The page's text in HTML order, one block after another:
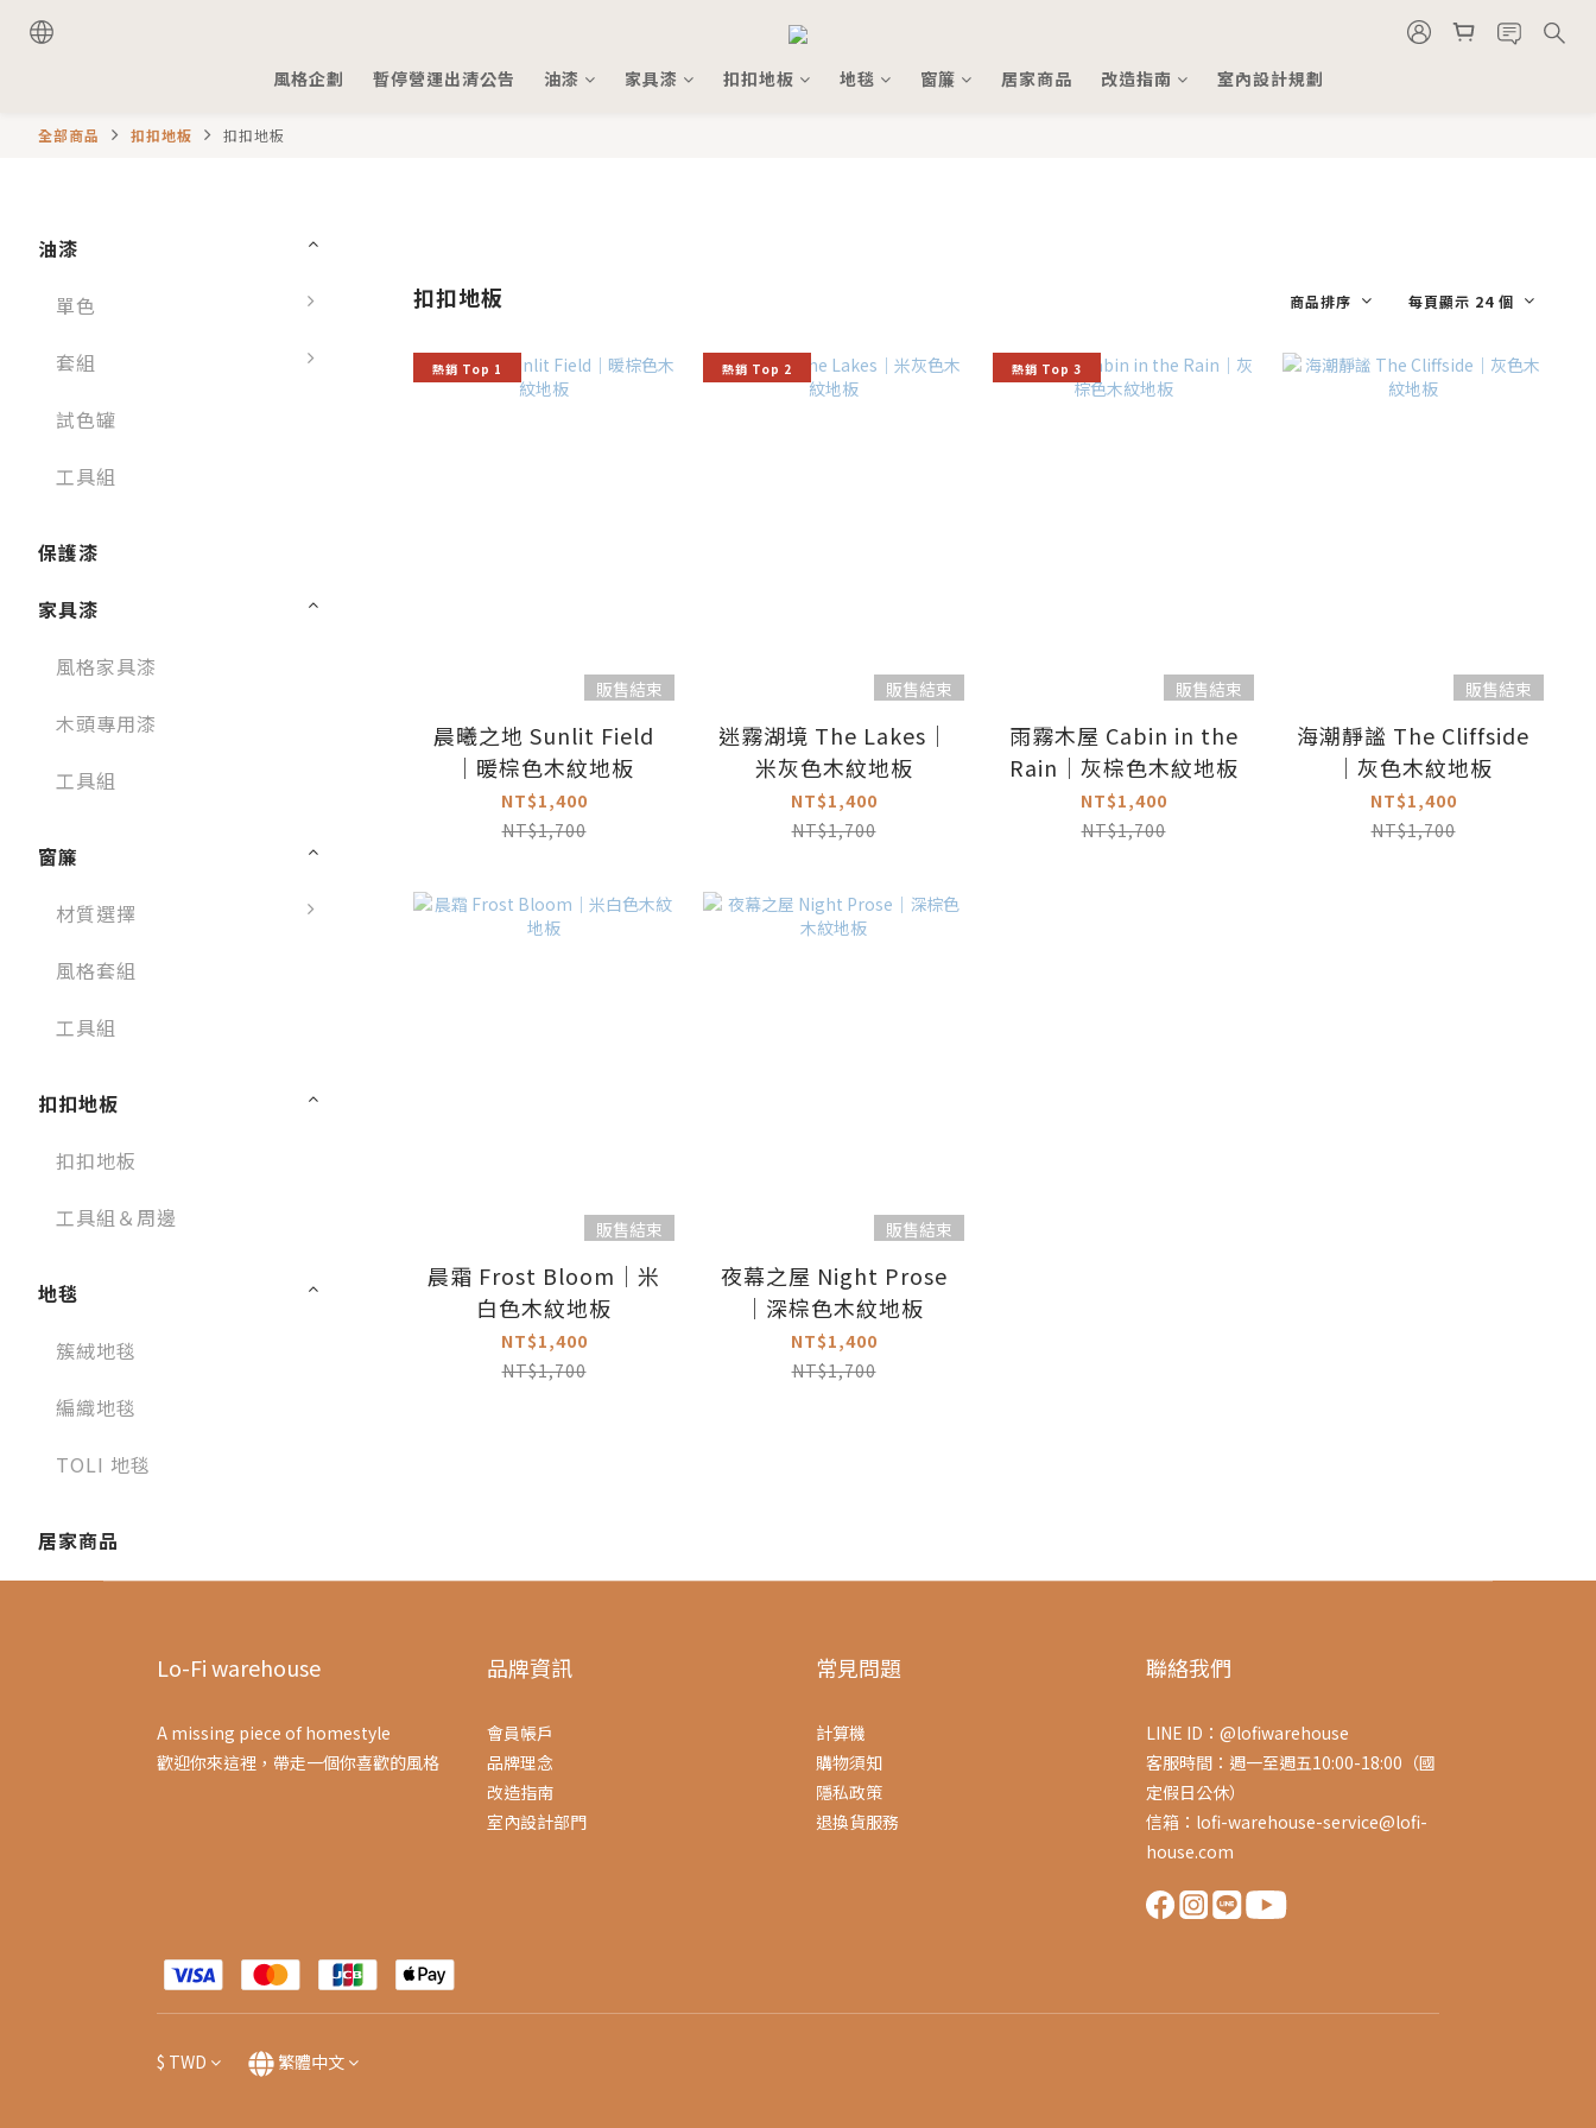
風格企劃 暫停營運出清公告 油漆 家具漆 扣扣地板 地毯 窗簾 居家商品 改造指南 室內設計規劃
全部商品 扣扣地板 扣扣地板
油漆
單色
套組
試色罐
工具組
保護漆
家具漆
風格家具漆
木頭專用漆
工具組
窗簾
材質選擇
風格套組
工具組
扣扣地板
扣扣地板
工具組＆周邊
地毯
簇絨地毯
編織地毯
TOLI 地毯
居家商品
扣扣地板 商品排序 每頁顯示 24 個
熱銷 Top 1
販售結束
晨曦之地 Sunlit Field
｜暖棕色木紋地板
NT$1,400
NT$1,700
熱銷 Top 2
販售結束
迷霧湖境 The Lakes｜
米灰色木紋地板
NT$1,400
NT$1,700
熱銷 Top 3
販售結束
雨霧木屋 Cabin in the
Rain｜灰棕色木紋地板
NT$1,400
NT$1,700
販售結束
海潮靜謐 The Cliffside
｜灰色木紋地板
NT$1,400
NT$1,700
販售結束
晨霜 Frost Bloom｜米
白色木紋地板
NT$1,400
NT$1,700
販售結束
夜幕之屋 Night Prose
｜深棕色木紋地板
NT$1,400
NT$1,700
Lo-Fi warehouse
A missing piece of homestyle
歡迎你來這裡，帶走一個你喜歡的風格
品牌資訊
會員帳戶
品牌理念
改造指南
室內設計部門
常見問題
計算機
購物須知
隱私政策
退換貨服務
聯絡我們
LINE ID：@lofiwarehouse
客服時間：週一至週五10:00-18:00（國
定假日公休）
信箱：lofi-warehouse-service@lofi-
house.com
$ TWD 繁體中文